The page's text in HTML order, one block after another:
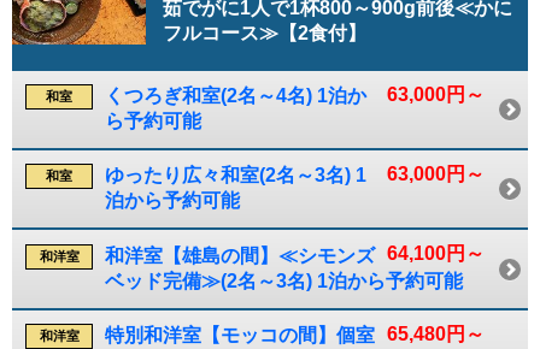
茹でがに1人で1杯800～900g前後≪かに
フルコース≫【2食付】
63,000円～
和室
くつろぎ和室(2名～4名) 1泊か
ら予約可能
63,000円～
和室
ゆったり広々和室(2名～3名) 1
泊から予約可能
64,100円～
和洋室
和洋室【雄島の間】≪シモンズ
ベッド完備≫(2名～3名) 1泊から予約可能
65,480円～
和洋室
特別和洋室【モッコの間】個室